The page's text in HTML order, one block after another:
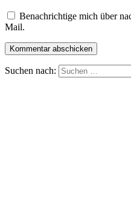
Benachrichtige mich über
Mail.
Suchen nach: